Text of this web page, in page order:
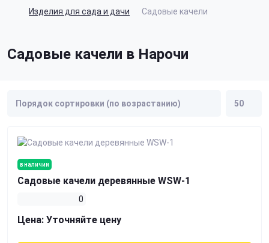
Изделия для сада и дачи Садовые качели
Садовые качели в Нарочи
в наличии
Садовые качели деревянные WSW-1
0
Цена: Уточняйте цену